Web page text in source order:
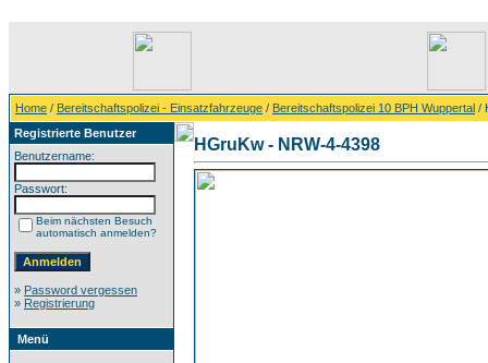
Home / Bereitschaftspolizei - Einsatzfahrzeuge / Bereitschaftspolizei 10 BPH Wuppertal /
Registrierte Benutzer
Benutzername:
Passwort:
Beim nächsten Besuch
automatisch anmelden?
» Password vergessen
» Registrierung
Menü
HGruKw - NRW-4-4398